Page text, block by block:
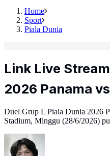
Home
Sport
Piala Dunia
Link Live
2026 Panama
Duel Grup L Piala Dunia 2026
Stadium, Minggu (28/6/2026)